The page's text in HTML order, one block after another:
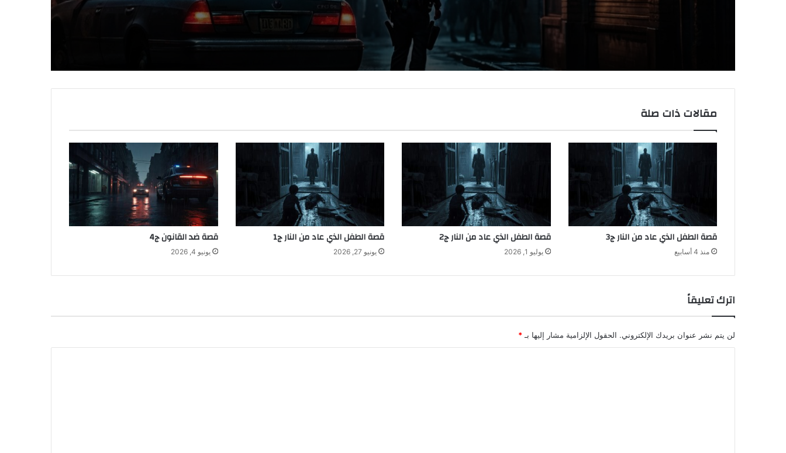
مقالات ذات صلة
قصة الطفل الذي عاد من النار ج3
منذ 4 أسابيع
قصة الطفل الذي عاد من النار ج2
يوليو 1, 2026
قصة الطفل الذي عاد من النار ج1
يونيو 27, 2026
قصة ضد القانون ج4
يونيو 4, 2026
اترك تعليقاً
لن يتم نشر عنوان بريدك الإلكتروني. الحقول الإلزامية مشار إليها بـ*